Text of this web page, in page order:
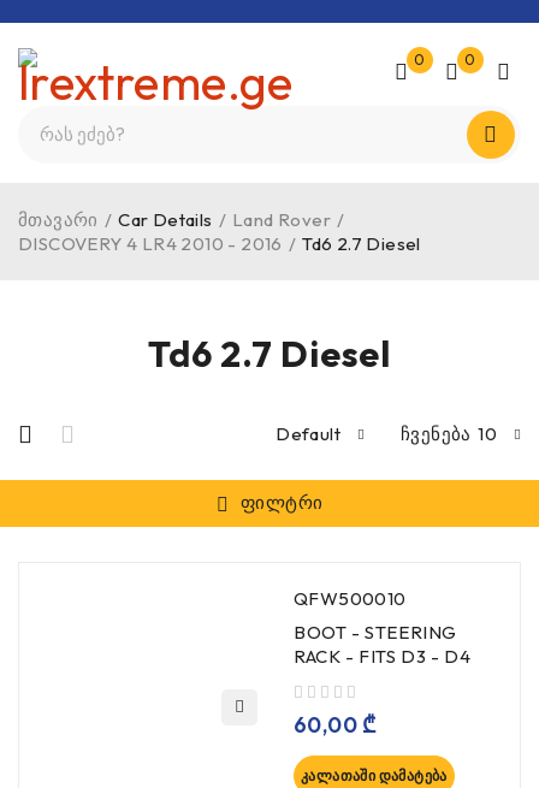
0 0
Td6 2.7 Diesel
მთავარი / Car Details / Land Rover /
DISCOVERY 4 LR4 2010 - 2016 / Td6 2.7 Diesel
Default ჩვენება 10
ფილტრი
QFW500010
BOOT - STEERING
RACK - FITS D3 - D4
60,00 ₾
ᲙᲐᲚᲐᲗᲐᲨᲘ ᲓᲐᲛᲐᲢᲔᲑᲐ